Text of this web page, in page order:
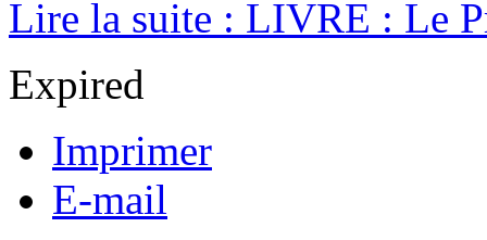
Lire la suite : LIVRE : Le
Expired
Imprimer
E-mail